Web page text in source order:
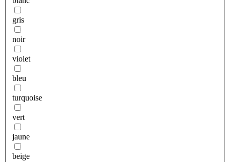
gris
noir
violet
bleu
turquoise
vert
jaune
beige